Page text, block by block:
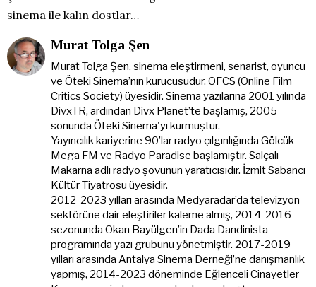
sinema ile kalın dostlar…
Murat Tolga Şen
Murat Tolga Şen, sinema eleştirmeni, senarist, oyuncu
ve Öteki Sinema’nın kurucusudur. OFCS (Online Film
Critics Society) üyesidir. Sinema yazılarına 2001 yılında
DivxTR, ardından Divx Planet’te başlamış, 2005
sonunda Öteki Sinema'yı kurmuştur.
Yayıncılık kariyerine 90’lar radyo çılgınlığında Gölcük
Mega FM ve Radyo Paradise başlamıştır. Salçalı
Makarna adlı radyo şovunun yaratıcısıdır. İzmit Sabancı
Kültür Tiyatrosu üyesidir.
2012-2023 yılları arasında Medyaradar’da televizyon
sektörüne dair eleştiriler kaleme almış, 2014-2016
sezonunda Okan Bayülgen’in Dada Dandinista
programında yazı grubunu yönetmiştir. 2017-2019
yılları arasında Antalya Sinema Derneği’ne danışmanlık
yapmış, 2014-2023 döneminde Eğlenceli Cinayetler